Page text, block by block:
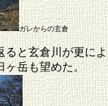
ガレからの玄倉
ると玄倉川が更によ
ヶ岳も望めた。